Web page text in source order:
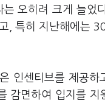
오히려 크게 늘
, 특히 지난해에는
인센티브를 제공
감면하여 입지를